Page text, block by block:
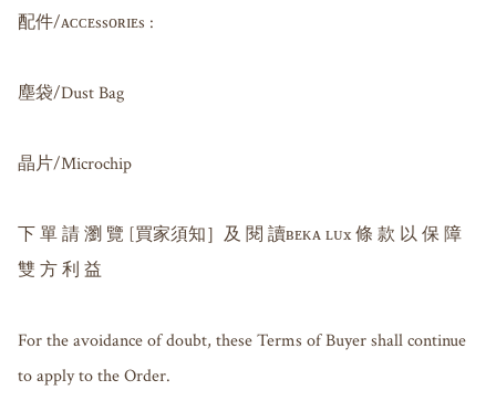
配件/ᴀᴄᴄᴇssᴏʀɪᴇs :
塵袋/Dust Bag
晶片/Microchip
下 單 請 瀏 覽 [買家須知］及 閱 讀ʙᴇᴋᴀ ʟᴜx 條 款 以 保 障
雙 方 利 益
For the avoidance of doubt, these Terms of Buyer shall continue